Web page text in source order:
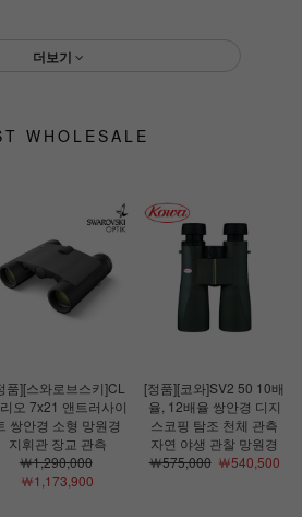
더보기
WHOLESALE
품][스와로브스키]CL
오 7x21 앤트러사이
쌍안경 소형 망원경
지휘관 장교 관측
￦1,290,000
￦1,173,900
[정품][코와]SV2 50 10배
율, 12배율 쌍안경 디지
스코핑 탐조 천체 관측
자연 야생 관찰 망원경
￦575,000￦540,500